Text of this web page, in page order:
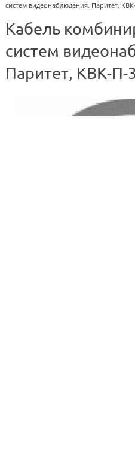
систем видеонаблюдения, Паритет,
Кабель
систем
Паритет, КВК-П-